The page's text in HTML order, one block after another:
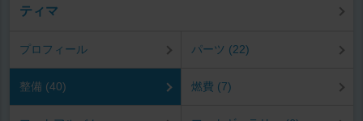
ティマ
プロフィール パーツ (22)
整備 (40) 燃費 (7)